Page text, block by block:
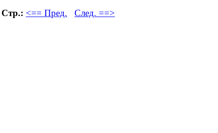
Стр.: <== Пред. След. ==>